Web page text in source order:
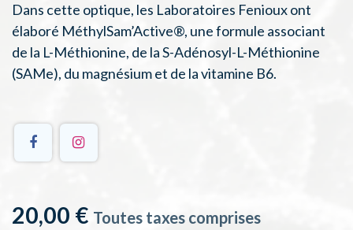
Dans cette optique, les Laboratoires Fenioux ont
élaboré MéthylSam’Active®, une formule associant
de la L-Méthionine, de la S-Adénosyl-L-Méthionine
(SAMe), du magnésium et de la vitamine B6.
20,00 € Toutes taxes comprises